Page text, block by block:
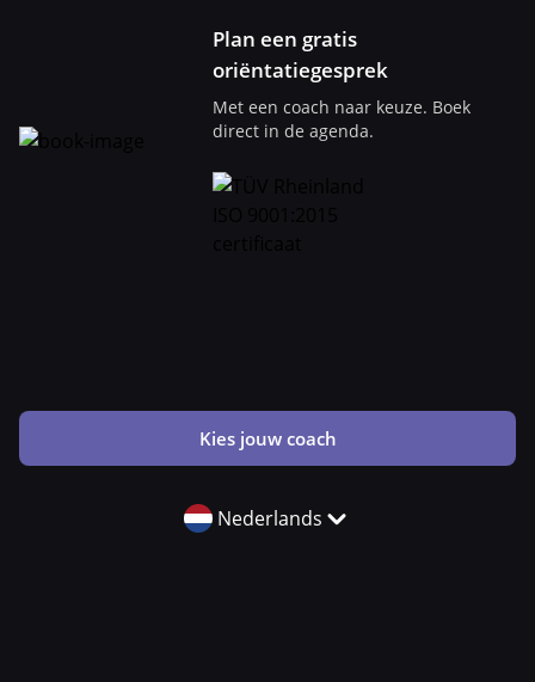
Plan een gratis
oriëntatiegesprek
Met een coach naar keuze. Boek
direct in de agenda.
Kies jouw coach
Nederlands